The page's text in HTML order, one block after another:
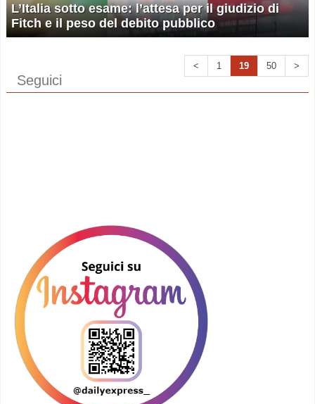
L’Italia sotto esame: l’attesa per il giudizio di
Fitch e il peso del debito pubblico
< 1 19 50 >
Seguici